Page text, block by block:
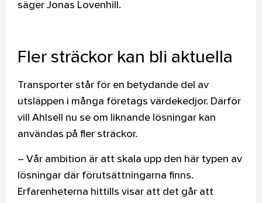
säger Jonas Lovenhill.
Fler sträckor kan bli aktuella
Transporter står för en betydande del av
utsläppen i många företags värdekedjor. Därför
vill Ahlsell nu se om liknande lösningar kan
användas på fler sträckor.
– Vår ambition är att skala upp den här typen av
lösningar där förutsättningarna finns.
Erfarenheterna hittills visar att det går att